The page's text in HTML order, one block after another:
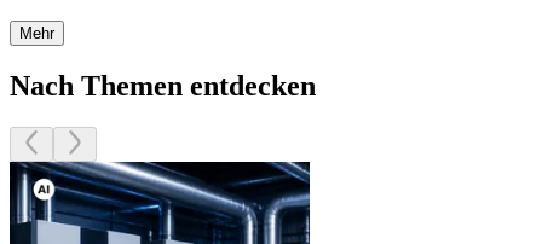
Mehr
Nach Themen entdecken